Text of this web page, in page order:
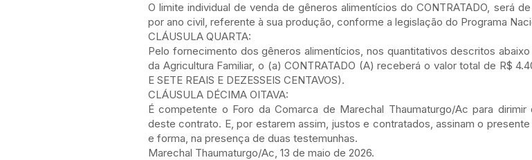
O limite individual de venda de gêneros alimentícios do CONTRATADO, será
por ano civil, referente à sua produção, conforme a legislação do Programa
CLÁUSULA QUARTA:
Pelo fornecimento dos gêneros alimentícios, nos quantitativos descritos
da Agricultura Familiar, o (a) CONTRATADO (A) receberá o valor total de R$
E SETE REAIS E DEZESSEIS CENTAVOS).
CLÁUSULA DÉCIMA OITAVA:
É competente o Foro da Comarca de Marechal Thaumaturgo/Ac para
deste contrato. E, por estarem assim, justos e contratados, assinam o
e forma, na presença de duas testemunhas.
Marechal Thaumaturgo/Ac, 13 de maio de 2026.